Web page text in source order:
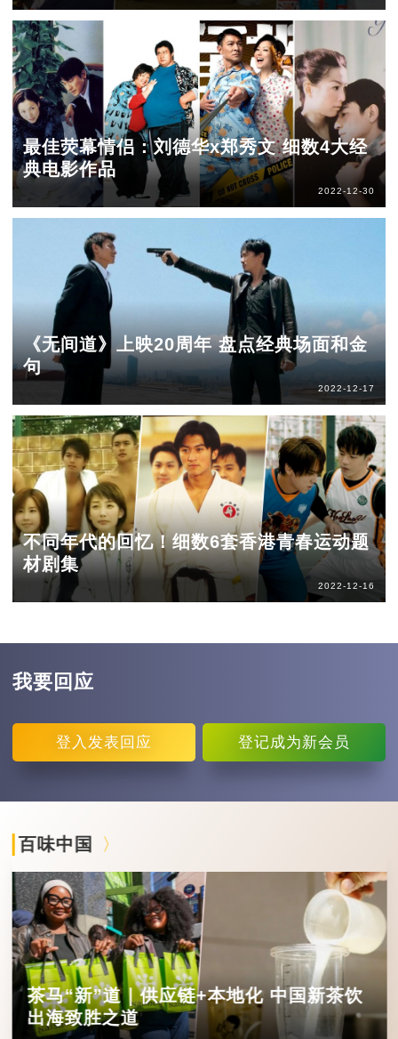
最佳荧幕情侣：刘德华x郑秀文 细数4大经
典电影作品
2022-12-30
《无间道》上映20周年 盘点经典场面和金
句
2022-12-17
不同年代的回忆！细数6套香港青春运动题
材剧集
2022-12-16
我要回应
登入 发表回应 登记成为新会员
百味中国
茶马“新”道｜供应链+本地化 中国新茶饮
出海致胜之道